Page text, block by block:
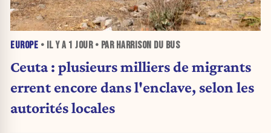
EUROPE • IL Y A 1 JOUR• PAR HARRISON DU BUS
Ceuta : plusieurs milliers de migrants
errent encore dans l'enclave, selon les
autorités locales